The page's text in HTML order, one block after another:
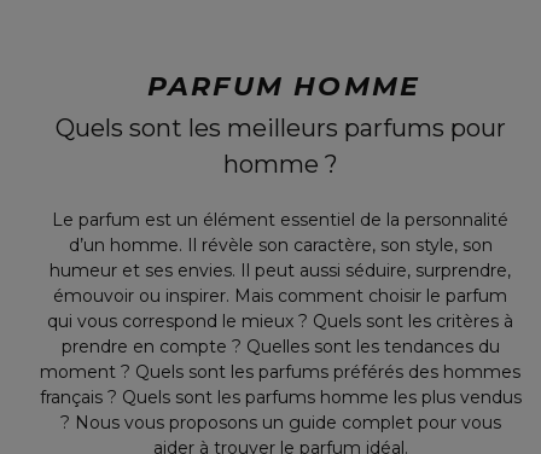
PARFUM HOMME
Quels sont les meilleurs parfums pour
homme ?
Le parfum est un élément essentiel de la personnalité
d’un homme. Il révèle son caractère, son style, son
humeur et ses envies. Il peut aussi séduire, surprendre,
émouvoir ou inspirer. Mais comment choisir le parfum
qui vous correspond le mieux ? Quels sont les critères à
prendre en compte ? Quelles sont les tendances du
moment ? Quels sont les parfums préférés des hommes
français ? Quels sont les parfums homme les plus vendus
? Nous vous proposons un guide complet pour vous
aider à trouver le parfum idéal.